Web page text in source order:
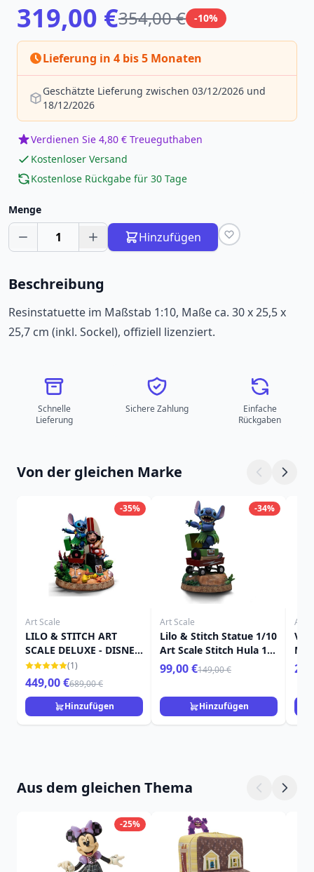
319,00 €354,00 € -10%
Lieferung in 4 bis 5 Monaten
Geschätzte Lieferung zwischen 03/12/2026 und
18/12/2026
Verdienen Sie 4,80 € Treueguthaben
Kostenloser Versand
Kostenlose Rückgabe für 30 Tage
Menge
1 Hinzufügen
Beschreibung
Resinstatuette im Maßstab 1:10, Maße ca. 30 x 25,5 x
25,7 cm (inkl. Sockel), offiziell lizenziert.
Schnelle
Lieferung
Sichere Zahlung
Einfache
Rückgaben
Von der gleichen Marke
-35%
Art Scale
LILO & STITCH ART
SCALE DELUXE - DISNEY
LILO & STITCH
(1)
449,00 €689,00 €
Hinzufügen
-34%
Art Scale
Lilo & Stitch Statue 1/10
Art Scale Stitch Hula 17
cm
99,00 €149,00 €
Hinzufügen
Art
Aus dem gleichen Thema
-25%